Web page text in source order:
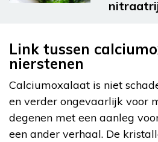
Link tussen
nierstenen
Calciumoxalaat is niet
en verder ongevaarlijk voor
degenen met een aanleg
een ander verhaal. De